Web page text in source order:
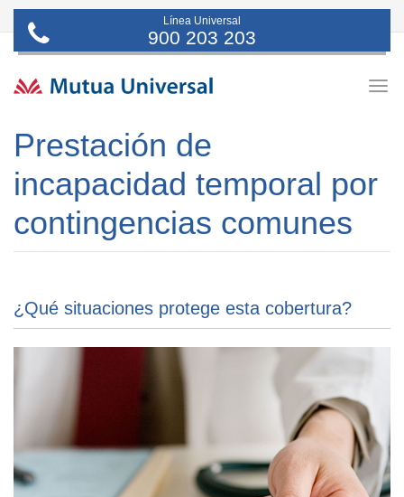
Línea Universal
900 203 203
Prestación de
incapacidad temporal por
contingencias comunes
¿Qué situaciones protege esta cobertura?